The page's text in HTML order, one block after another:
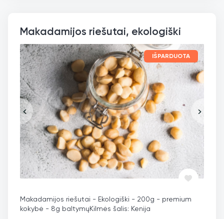
Makadamijos riešutai, ekologiški
IŠPARDUOTA
Makadamijos riešutai - Ekologiški - 200g - premium
kokybė - 8g baltymųKilmės šalis: Kenija